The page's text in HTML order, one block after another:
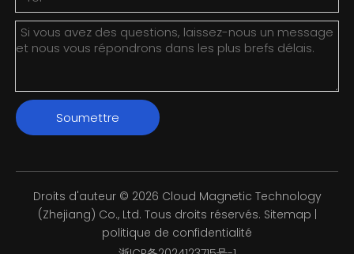
Soumettre
Droits d'auteur © 2026 Cloud Magnetic Technology
(Zhejiang) Co., Ltd. Tous droits réservés. Sitemap
politique de confidentialité